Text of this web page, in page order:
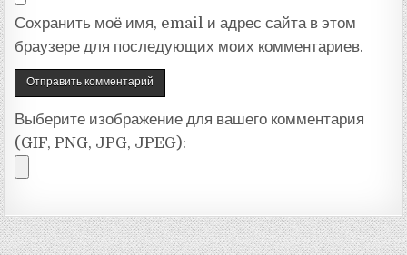
Сохранить моё имя, email и адрес сайта в этом
браузере для последующих моих комментариев.
Выберите изображение для вашего комментария
(GIF, PNG, JPG, JPEG):